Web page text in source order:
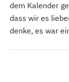
dem Kalender
dass wir es
denke, es war